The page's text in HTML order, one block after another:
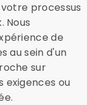
processus
Nous
de
au sein d'un
sur
exigences ou